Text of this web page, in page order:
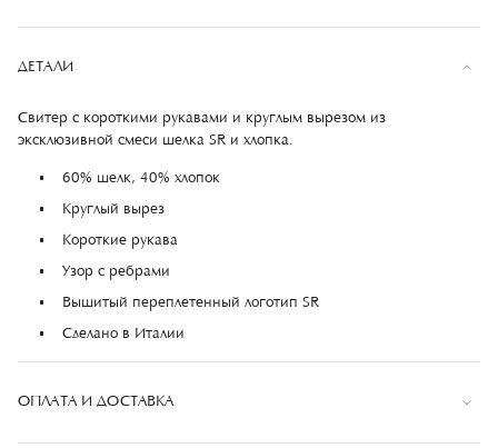
ДЕТАЛИ
Свитер с короткими рукавами и круглым вырезом из
эксклюзивной смеси шелка SR и хлопка.
60% шелк, 40% хлопок
Круглый вырез
Короткие рукава
Узор с ребрами
Вышитый переплетенный логотип SR
Сделано в Италии
ОПЛАТА И ДОСТАВКА